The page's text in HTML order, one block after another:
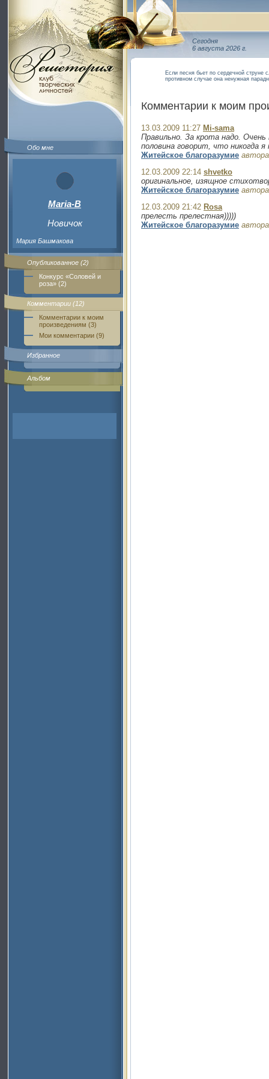
Обо мне
Maria-B
Новичок
Мария Башмакова
Опубликованное (2)
Конкурс «Соловей и
роза» (2)
Комментарии (12)
Комментарии к моим
произведениям (3)
Мои комментарии (9)
Избранное
Альбом
Сегодня
6 августа 2026 г.
Если песня бьет по сердечной струне
противном случае она ненужная
Комментарии к моим
13.03.2009 11:27 Mi-sama
Правильно. За крота надо.
половина говорит, что никогда
Житейское благоразумие автора
12.03.2009 22:14 shvetko
оригинальное, изящное
Житейское благоразумие автора
12.03.2009 21:42 Rosa
прелесть прелестная)))))
Житейское благоразумие автора